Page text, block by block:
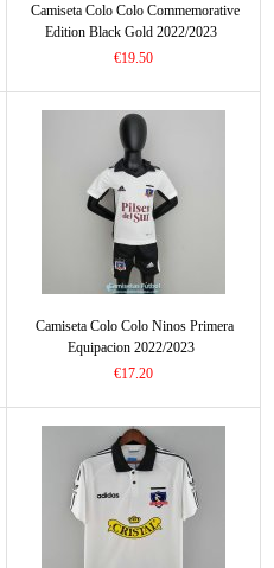
Camiseta Colo Colo Commemorative
Edition Black Gold 2022/2023
€19.50
Camiseta Colo Colo Ninos Primera
Equipacion 2022/2023
€17.20